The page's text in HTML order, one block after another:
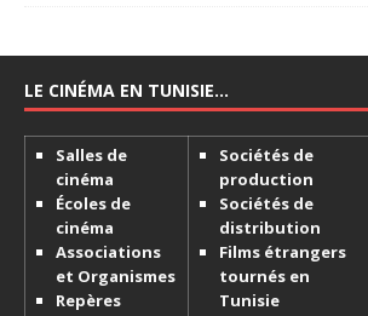
LE CINÉMA EN TUNISIE…
Salles de
cinéma
Écoles de
cinéma
Associations
et Organismes
Repères
Sociétés de
production
Sociétés de
distribution
Films étrangers
tournés en
Tunisie